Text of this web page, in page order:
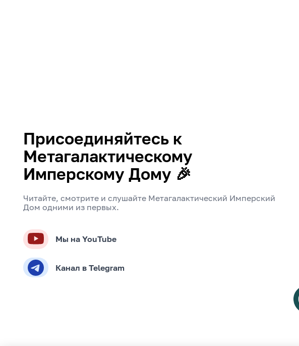
Присоединяйтесь к
Метагалактическому
Имперскому Дому 🎉
Читайте, смотрите и слушайте Метагалактический Имперский
Дом одними из первых.
Мы на YouTube
Канал в Telegram